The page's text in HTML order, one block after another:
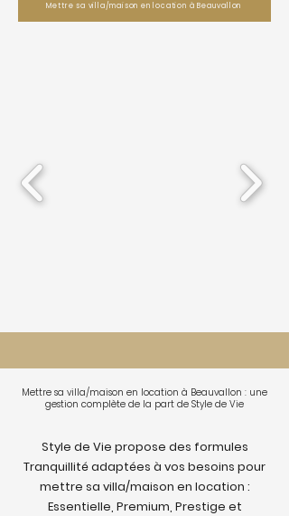
Mettre sa villa/maison en location à Beauvallon
Mettre sa villa/maison en location à Beauvallon : une
gestion complète de la part de Style de Vie
Style de Vie propose des formules
Tranquillité adaptées à vos besoins pour
mettre sa villa/maison en location :
Essentielle, Premium, Prestige et